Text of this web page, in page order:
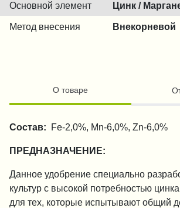
Основной элемент Цинк /
Метод внесения Внекорневой
О товаре
Состав: Fe-2,0%, Mn-6,0%, Zn-6,0%
ПРЕДНАЗНАЧЕНИЕ:
Данное удобрение специально
культур с высокой потребностью
для тех, которые испытывают общий